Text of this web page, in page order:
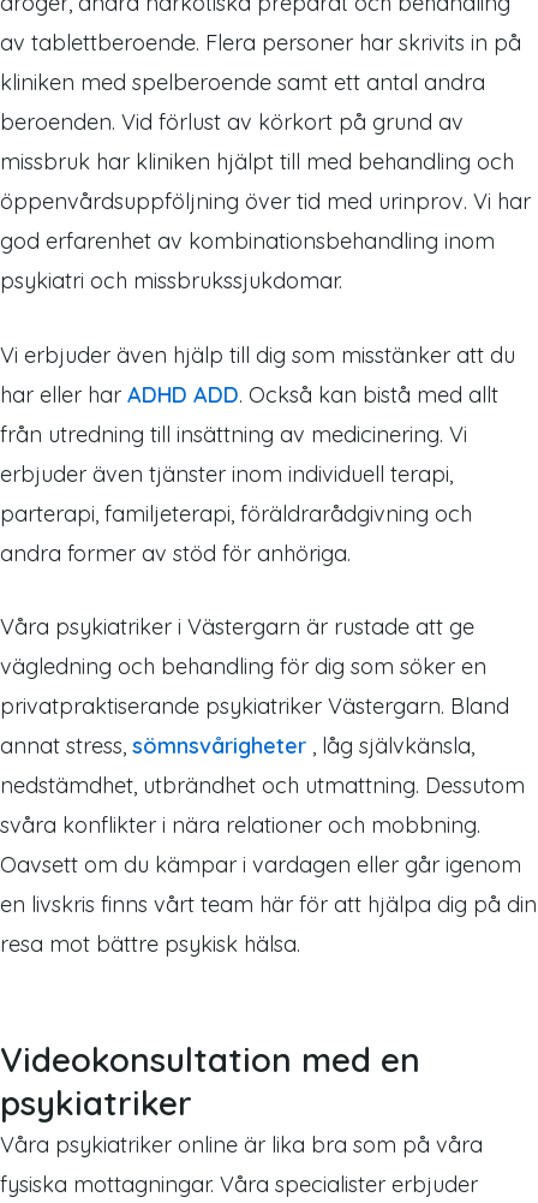
av tablettberoende. Flera personer har skrivits in på
kliniken med spelberoende samt ett antal andra
beroenden. Vid förlust av körkort på grund av
missbruk har kliniken hjälpt till med behandling och
öppenvårdsuppföljning över tid med urinprov. Vi har
god erfarenhet av kombinationsbehandling inom
psykiatri och missbrukssjukdomar.
Vi erbjuder även hjälp till dig som misstänker att du
har eller har ADHD ADD. Också kan bistå med allt
från utredning till insättning av medicinering. Vi
erbjuder även tjänster inom individuell terapi,
parterapi, familjeterapi, föräldrarådgivning och
andra former av stöd för anhöriga.
Våra psykiatriker i Västergarn är rustade att ge
vägledning och behandling för dig som söker en
privatpraktiserande psykiatriker Västergarn. Bland
annat stress, sömnsvårigheter , låg självkänsla,
nedstämdhet, utbrändhet och utmattning. Dessutom
svåra konflikter i nära relationer och mobbning.
Oavsett om du kämpar i vardagen eller går igenom
en livskris finns vårt team här för att hjälpa dig på din
resa mot bättre psykisk hälsa.
Videokonsultation med en
psykiatriker
Våra psykiatriker online är lika bra som på våra
fysiska mottagningar. Våra specialister erbjuder